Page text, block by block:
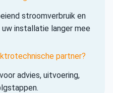
stroomverbruik en
installatie langer mee
partner?
advies, uitvoering,